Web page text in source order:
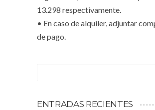
13.298 respectivamente.
• En caso de alquiler, adjuntar
de pago.
ENTRADAS RECIENTES